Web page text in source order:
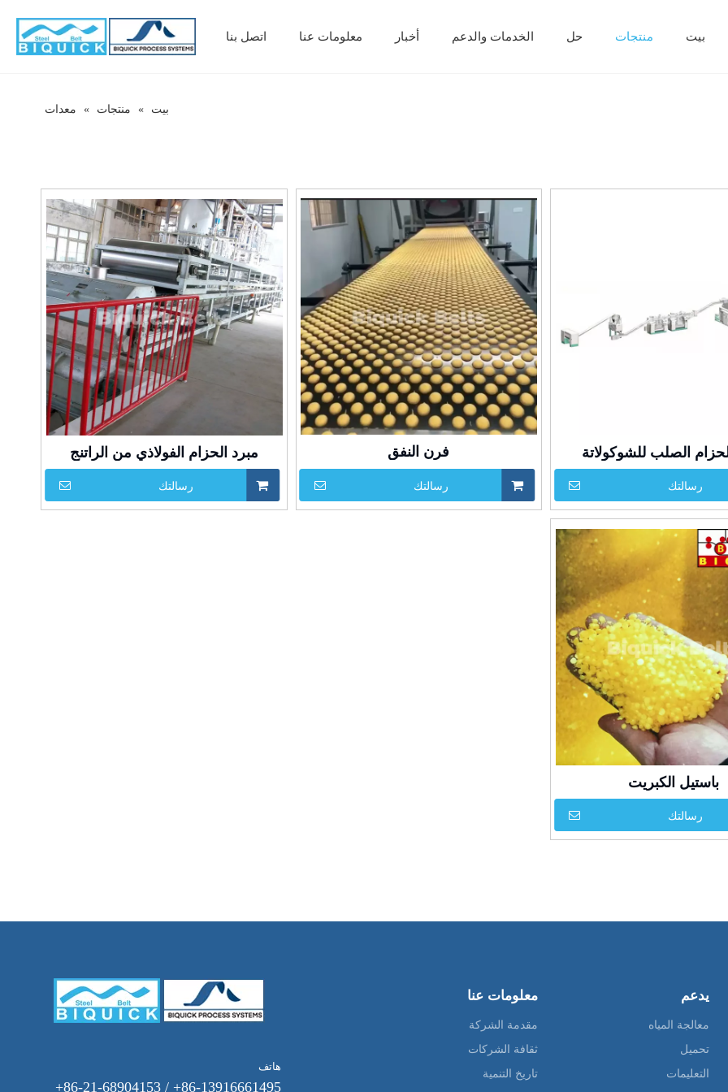
اتصل بنا معلومات عنا أخبار الخدمات والدعم حل منتجات بيت
بيت » منتجات » معدات
الصلب للشوكولاتة
رسالتك
فرن النفق
رسالتك
مبرد الحزام الفولاذي من الراتنج
رسالتك
باستيل الكبريت
رسالتك
هاتف
86-13916661495+ / 86-21-68904153+
يدعم
معالجة المياه
تحميل
التعليمات
معلومات عنا
مقدمة الشركة
ثقافة الشركات
تاريخ التنمية